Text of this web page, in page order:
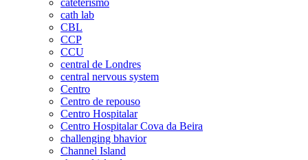
cath lab
CBL
CCP
CCU
central de Londres
central nervous system
Centro
Centro de repouso
Centro Hospitalar
Centro Hospitalar Cova da Beira
challenging bhavior
Channel Island